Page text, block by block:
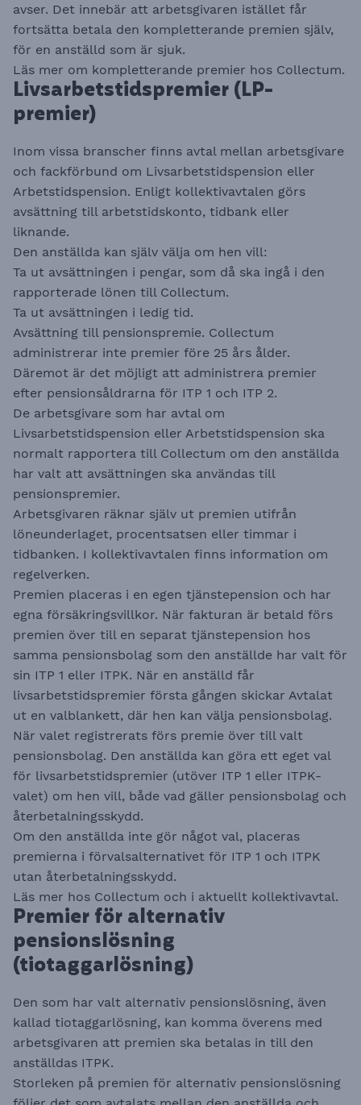
avser. Det innebär att arbetsgivaren istället får
fortsätta betala den kompletterande premien själv,
för en anställd som är sjuk.
​​Läs mer om kompletterande premier hos Collectum.​​​​​​​​​​​​​​
Livsarbetstidspremier (LP-
premier)
Inom vissa branscher finns avtal mellan arbetsgivare
och fackförbund om Livsarbetstidspension eller
Arbetstids­pension. Enligt kollektivavtalen görs
avsättning till arbetstidskonto, tidbank eller
liknande.
Den anställda kan själv välja om hen vill:
Ta ut avsättningen i pengar, som då ska ingå i den
rapporterade lönen till Collectum.
Ta ut avsättningen i ledig tid.
Avsättning till pensionspremie. Collectum
administrerar inte premier före 25 års ålder.
Däremot är det möjligt att administrera premier
efter pensionsåldrarna för ITP 1 och ITP 2.
De arbetsgivare som har avtal om
Livsarbetstidspension eller Arbetstidspension ska
normalt rapportera till Collectum om den anställda
har valt att avsättningen ska användas till
pensionspremier.
Arbetsgivaren räknar själv ut premien utifrån
löneunderlaget, procentsatsen eller timmar i
tidbanken. I kollektivavtalen finns information om
regelverken.
Premien placeras i en egen tjänstepension och har
egna försäkringsvillkor. När fakturan är betald förs
premien över till en separat tjänstepension hos
samma pensionsbolag som den anställde har valt för
sin ITP 1 eller ITPK. När en anställd får
livsarbetstidspremier första gången skickar Avtalat
ut en valblankett, där hen kan välja pensionsbolag.
När valet registrerats förs premie över till valt
pensionsbolag. Den anställda kan göra ett eget val
för livsarbetstidspremier (utöver ITP 1 eller ITPK-
valet) om hen vill, både vad gäller pensionsbolag och
återbetalningsskydd.
Om den anställda inte gör något val, placeras
premierna i förvalsalternativet för ITP 1 och ITPK
utan återbetalningsskydd.
​​​​​​​Läs mer hos Collectum och i aktuellt kollektivavtal.
Premier för alternativ
pensionslösning
(tiotaggarlösning)
Den som har valt alternativ pensionslösning, även
kallad tiotaggarlösning, kan komma överens med
arbetsgivaren att premien ska betalas in till den
anställdas ITPK.
Storleken på premien för alternativ pensionslösning